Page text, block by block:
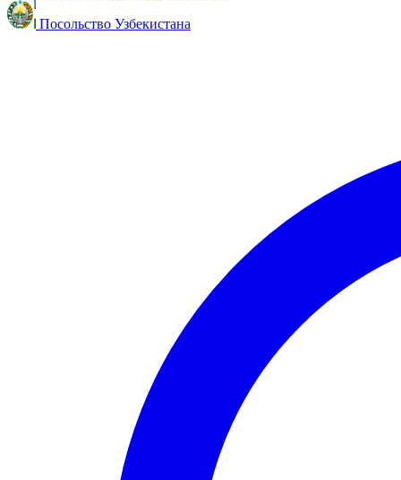
Посольство Узбекистана